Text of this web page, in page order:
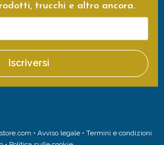
trucchi e altro ancora.
Iscriversi
• Avviso legale • Termini e condizioni